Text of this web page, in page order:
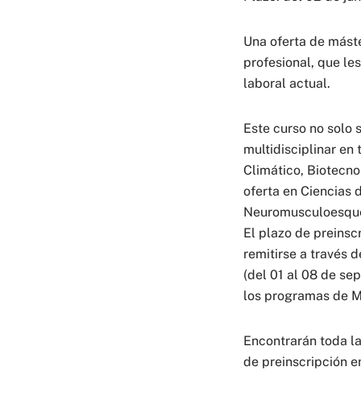
Una oferta de
profesional, que
laboral actual.
Este curso no solo
multidisciplinar en
Climático,
oferta en Ciencias
El plazo de
remitirse a través
(del 01 al 08 de
los programas de
Encontrarán toda
de preinscripción